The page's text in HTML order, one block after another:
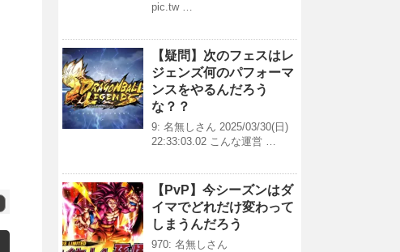
pic.tw …
【疑問】次のフェスはレ
ジェンズ何のパフォーマ
ンスをやるんだろう
な？？
9: 名無しさん 2025/03/30(日)
22:33:03.02 こんな運営 …
【PvP】今シーズンはダ
イマでどれだけ変わって
しまうんだろう
970: 名無しさん